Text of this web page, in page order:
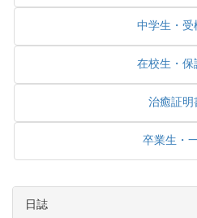
中学生・受
在校生・保
治癒証明
卒業生・
日誌